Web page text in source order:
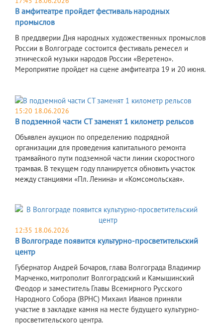
В амфитеатре пройдет фестиваль народных
промыслов
В преддверии Дня народных художественных промыслов
России в Волгограде состоится фестиваль ремесел и
этнической музыки народов России «Веретено».
Мероприятие пройдет на сцене амфитеатра 19 и 20 июня.
15:20 18.06.2026
В подземной части СТ заменят 1 километр рельсов
Объявлен аукцион по определению подрядной
организации для проведения капитального ремонта
трамвайного пути подземной части линии скоростного
трамвая. В текущем году планируется обновить участок
между станциями «Пл. Ленина» и «Комсомольская».
12:35 18.06.2026
В Волгограде появится культурно-просветительский
центр
Губернатор Андрей Бочаров, глава Волгограда Владимир
Марченко, митрополит Волгоградский и Камышинский
Феодор и заместитель Главы Всемирного Русского
Народного Собора (ВРНС) Михаил Иванов приняли
участие в закладке камня на месте будущего культурно-
просветительского центра.